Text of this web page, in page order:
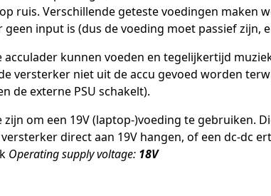
ruis. Verschillende geteste voedingen maken
input is (dus de voeding moet passief zijn,
kunnen voeden en tegelijkertijd
versterker niet uit de accu gevoed worden
de externe PSU schakelt).
zijn om een 19V (laptop-)voeding te gebruiken.
direct aan 19V hangen, of een dc-dc
Operating supply voltage: 18V